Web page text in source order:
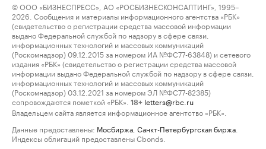
© ООО «БИЗНЕСПРЕСС», АО «РОСБИЗНЕСКОНСАЛТИНГ», 1995–
2026. Сообщения и материалы информационного агентства «РБК»
(свидетельство о регистрации средства массовой информации
выдано Федеральной службой по надзору в сфере связи,
информационных технологий и массовых коммуникаций
(Роскомнадзор) 09.12.2015 за номером ИА №ФС77-63848) и сетевого
издания «РБК» (свидетельство о регистрации средства массовой
информации выдано Федеральной службой по надзору в сфере связи,
информационных технологий и массовых коммуникаций
(Роскомнадзор) 03.12.2021 за номером ЭЛ №ФС77-82385)
сопровождаются пометкой «РБК».
18+ letters@rbc.ru
Владельцем сайта является информационное агентство «РБК».
Данные предоставлены: Мосбиржа Санкт-Петербургская биржа
Индексы облигаций предоставлены Cbonds.